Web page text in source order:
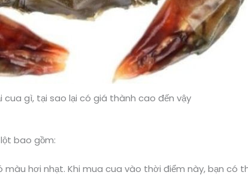
cua gì, tại sao lại có giá thành cao đến vậy
bao gồm:
màu hơi nhạt. Khi mua cua vào thời điểm này, bạn có